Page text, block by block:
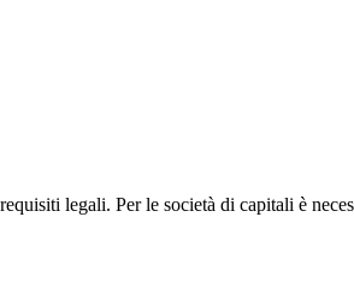
legali. Per le società di capitali è